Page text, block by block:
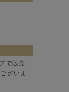
で販売
ざいま